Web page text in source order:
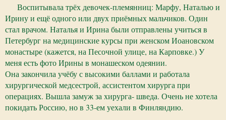
Воспитывала трёх девочек-племянниц: Марфу, Наталью и
Ирину и ещё одного или двух приёмных мальчиков. Один
стал врачом. Наталья и Ирина были отправлены учиться в
Петербург на медицинские курсы при женском Иоановском
монастыре (кажется, на Песочной улице, на Карповке.) У
меня есть фото Ирины в монашеском одеянии.
Она закончила учёбу с высокими баллами и работала
хирургической медсестрой, ассистентом хирурга при
операциях. Вышла замуж за хирурга- шведа. Очень не хотела
покидать Россию, но в 33-ем уехали в Финляндию.